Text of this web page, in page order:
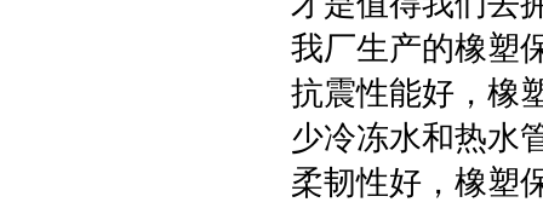
我厂生产的橡塑
抗震性能好，橡
少冷冻水和热水
柔韧性好，橡塑